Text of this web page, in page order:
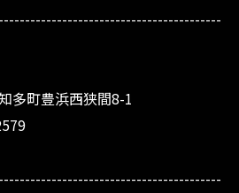
多町豊浜西狭間8-1